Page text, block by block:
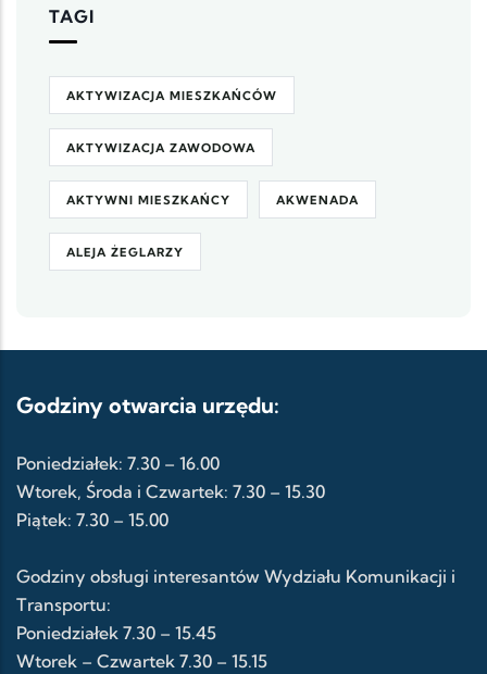
TAGI
AKTYWIZACJA MIESZKAŃCÓW
AKTYWIZACJA ZAWODOWA
AKTYWNI MIESZKAŃCY AKWENADA
ALEJA ŻEGLARZY
Godziny otwarcia urzędu:
Poniedziałek: 7.30 – 16.00
Wtorek, Środa i Czwartek: 7.30 – 15.30
Piątek: 7.30 – 15.00
Godziny obsługi interesantów Wydziału Komunikacji i
Transportu:
Poniedziałek 7.30 – 15.45
Wtorek – Czwartek 7.30 – 15.15